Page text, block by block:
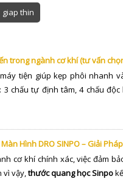
giap thin
trong ngành cơ khí (tư vấn
tiện giúp kẹp phôi nhanh
3 chấu tự định tâm, 4 chấu
Hình DRO SINPO – Giải
cơ khí chính xác, việc đảm
vì vậy,thước quang học Sinpo